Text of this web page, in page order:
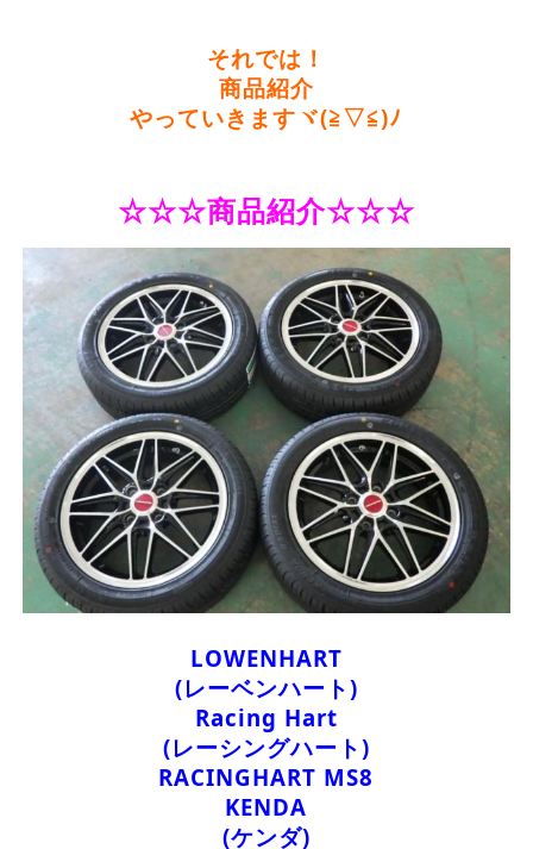
それでは！
商品紹介
やっていきますヾ(≧▽≦)ﾉ
☆☆☆商品紹介☆☆☆
LOWENHART
(レーベンハート)
Racing Hart
(レーシングハート)
RACINGHART MS8
KENDA
(ケンダ)